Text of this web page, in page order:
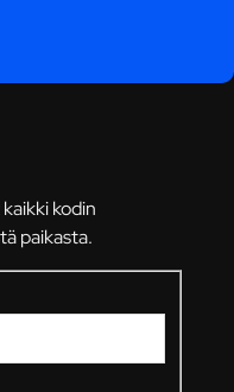
kodin
paikasta.